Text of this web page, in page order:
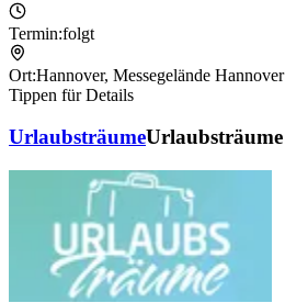
Termin:folgt
Ort:Hannover, Messegelände Hannover
Tippen für Details
UrlaubsträumeUrlaubsträume